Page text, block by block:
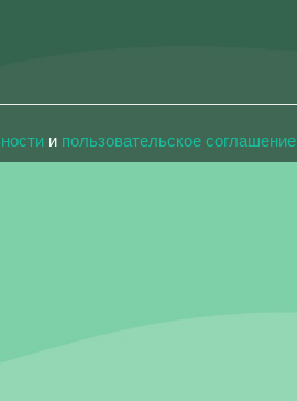
и пользовательское соглашение